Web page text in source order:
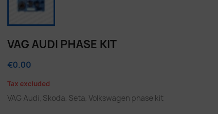
VAG AUDI PHASE KIT
€0.00
Tax excluded
VAG Audi, Skoda, Seta, Volkswagen phase kit